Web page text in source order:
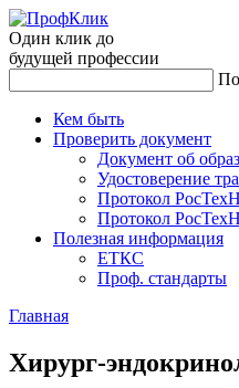
Один клик до
будущей профессии
Кем быть
Проверить документ
Документ об
Удостоверение
Протокол
Протокол
Полезная информация
ЕТКС
Проф. стандарты
Главная
Хи­рург-